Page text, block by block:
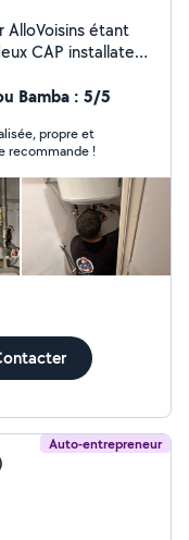
AlloVoisins étant
CAP installateur
mon métier je
.
de téléphone :
Bamba : 5/5
propre et
recommande !
Auto-entrepreneur